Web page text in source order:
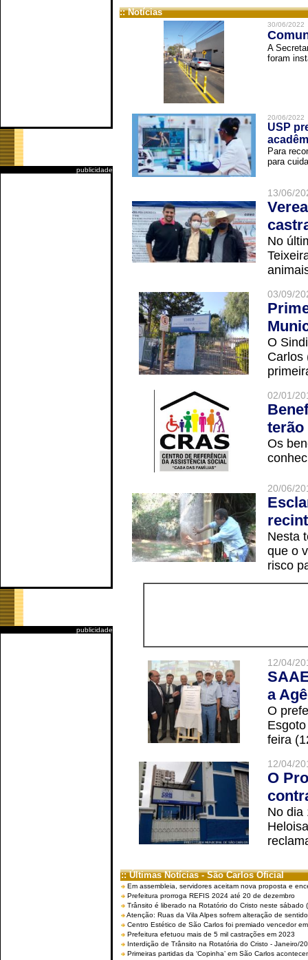
publicidade
publicidade
:: Notícias
30/06/2022
A
foram
20/06/2022
USP
Para
para
13/06/
No
03/09/
O
Carlos
02/01/
terão
Os
20/06/
Nesta
que o
risco
12/04/
a
O
feira
12/04/
O
No dia
:: Últimas Notícias - São Carlos Oficial
Em assembleia, servidores aceitam nova proposta e
Prefeitura prorroga REFIS 2024 até 20 de dezembro
Trânsito é liberado na Rotatório do Cristo neste sábado
Atenção: Ruas da Vila Alpes sofrem alteração de
Centro Estético de São Carlos foi premiado vencedor
Prefeitura efetuou mais de 5 mil castrações em 2023
Interdição de Trânsito na Rotatória do Cristo - Janeiro/
Primeiras partidas da ‘Copinha’ em São Carlos